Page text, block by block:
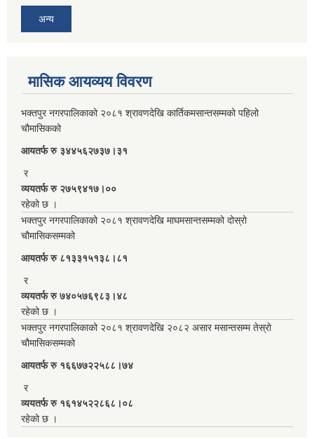
अन्य
मासिक आयव्यय विवरण
भक्तपुर नगरपालिकाको २०८१ श्रावणदेखि कार्तिकमसान्तसम्मको पहिलो
चौमासिकको
आयतर्फ रु‌ ३४४५६२७३७।३१
र
व्ययतर्फ रु २७५९४१७।००
रहेको छ ।
भक्तपुर नगरपालिकाको २०८१ श्रावणदेखि माघमसान्तसम्मको दोस्रो
चौमासिकसम्मको
आयतर्फ रु‌ ८१३३१५१३८।८१
र
व्ययतर्फ रु ७४०५७६९८३।४८
रहेको छ ।
भक्तपुर नगरपालिकाको २०८१ श्रावणदेखि २०८२ असार मसान्तसम्म तेस्रो
चौमासिकसम्मको
आयतर्फ रु‌ १६६७७२२५८८।७४
र
व्ययतर्फ रु १६१४५२२८६८।०८
रहेको छ ।